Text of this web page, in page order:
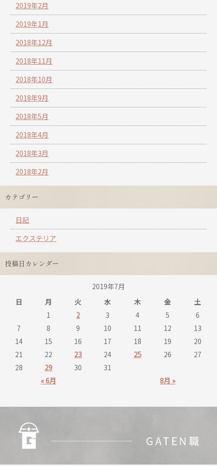
2019年2月
2019年1月
2018年12月
2018年11月
2018年10月
2018年9月
2018年5月
2018年4月
2018年3月
2018年2月
カテゴリー
日記
エクステリア
投稿日カレンダー
2019年7月
日
月 火 水 木 金 土
« 6月 8月 »
1 2 3 4 5
6
7
8 9 10 11 12
13
14
15 16 17 18 19
20
21
22 23 24 25 26
27
28
29 30 31